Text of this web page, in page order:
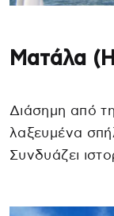
Ματάλα
Διάσημη από
λαξευμένα
Συνδυάζει